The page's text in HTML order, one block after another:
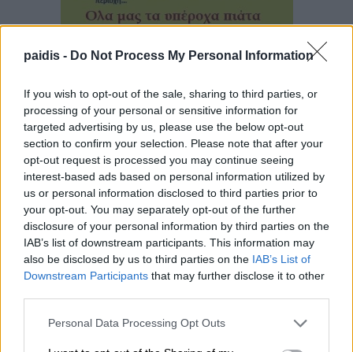
paidis - Do Not Process My Personal Information
If you wish to opt-out of the sale, sharing to third parties, or
processing of your personal or sensitive information for
targeted advertising by us, please use the below opt-out
section to confirm your selection. Please note that after your
opt-out request is processed you may continue seeing
interest-based ads based on personal information utilized by
us or personal information disclosed to third parties prior to
your opt-out. You may separately opt-out of the further
disclosure of your personal information by third parties on the
IAB’s list of downstream participants. This information may
also be disclosed by us to third parties on the IAB’s List of
Downstream Participants that may further disclose it to other
Personal Data Processing Opt Outs
▌ΤΕΛΕΥΤΑΙΑ ΝΕΑ